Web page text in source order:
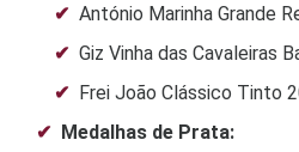
António Marinha Grande
Giz Vinha das Cavaleiras
Frei João Clássico Tinto
Medalhas de Prata: